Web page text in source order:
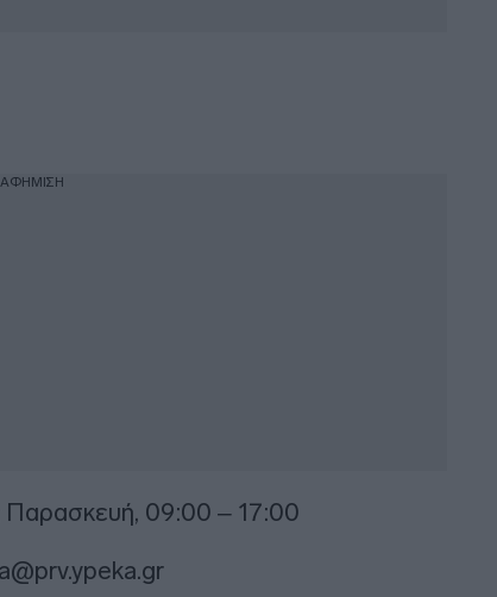
Παρασκευή, 09:00 – 17:00